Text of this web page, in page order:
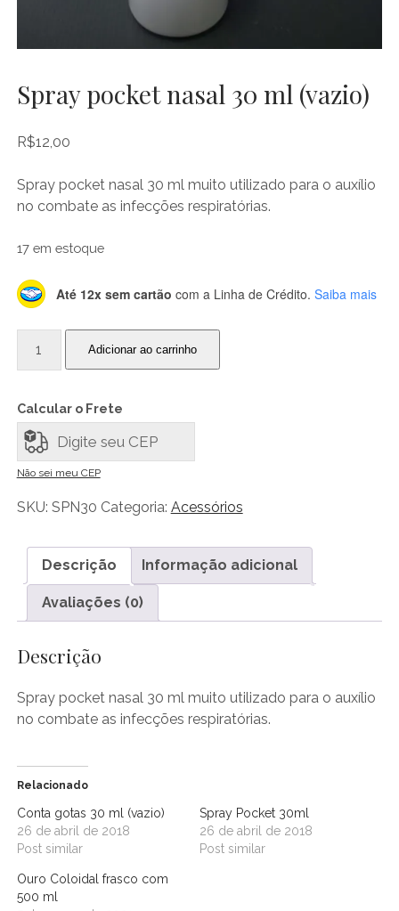
Spray pocket nasal 30 ml (vazio)
R$12,00
Spray pocket nasal 30 ml muito utilizado para o auxílio
no combate as infecções respiratórias.
17 em estoque
Até 12x sem cartão com a Linha de Crédito. Saiba mais
30
ml
(vazio)
quantidade
Adicionar ao carrinho
Calcular o Frete
Não sei meu CEP
SKU: SPN30 Categoria: Acessórios
Descrição Informação adicional
Avaliações (0)
Descrição
Spray pocket nasal 30 ml muito utilizado para o auxílio
no combate as infecções respiratórias.
Relacionado
Conta gotas 30 ml (vazio)
26 de abril de 2018
Post similar
Spray Pocket 30ml
26 de abril de 2018
Post similar
Ouro Coloidal frasco com
500 ml